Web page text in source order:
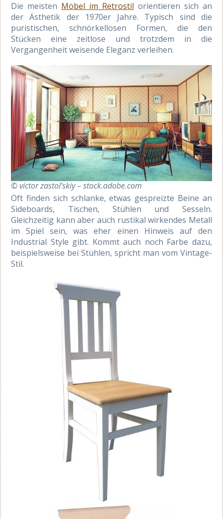
Die meisten Möbel im Retrostil orientieren sich an
der Ästhetik der 1970er Jahre. Typisch sind die
puristischen, schnörkellosen Formen, die den
Stücken eine zeitlose und trotzdem in die
Vergangenheit weisende Eleganz verleihen.
© victor zastol’skiy – stock.adobe.com
Oft finden sich schlanke, etwas gespreizte Beine an
Sideboards, Tischen, Stühlen und Sesseln.
Gleichzeitig kann aber auch rustikal wirkendes Metall
im Spiel sein, was eher einen Hinweis auf den
Industrial Style gibt. Kommt auch noch Farbe dazu,
beispielsweise bei Stühlen, spricht man vom Vintage-
Stil.